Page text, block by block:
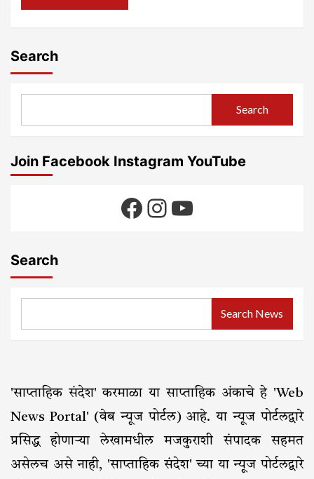
Search
Search
Join Facebook Instagram YouTube
Facebook
Instagram
YouTube
Search
Search News
'साप्ताहिक संदेश' करमाळा या साप्ताहिक अंकाचे हे 'Web
News Portal' (वेब न्यूज पोर्टल) आहे. या न्यूज पोर्टलद्वारे
प्रसिद्ध होणाऱ्या लेखामधील मजकुराशी संपादक सहमत
असेलच असे नाही, 'साप्ताहिक संदेश' च्या या न्यूज पोर्टलद्वारे